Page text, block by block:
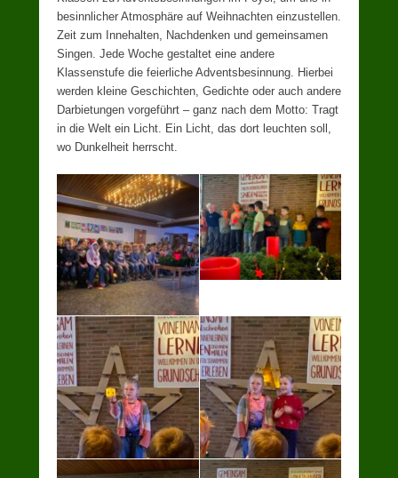
besinnlicher Atmosphäre auf Weihnachten einzustellen.
Zeit zum Innehalten, Nachdenken und gemeinsamen
Singen. Jede Woche gestaltet eine andere
Klassenstufe die feierliche Adventsbesinnung. Hierbei
werden kleine Geschichten, Gedichte oder auch andere
Darbietungen vorgeführt – ganz nach dem Motto: Tragt
in die Welt ein Licht. Ein Licht, das dort leuchten soll,
wo Dunkelheit herrscht.